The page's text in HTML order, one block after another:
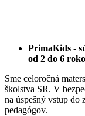
PrimaKids -
od 2 do 6
Sme celoročná
školstva SR. V
na úspešný vstup
pedagógov.